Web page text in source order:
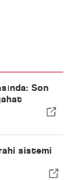
Son
Çıkan En
sistemi